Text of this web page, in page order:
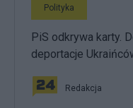
Polityka
PiS odkrywa karty.
deportacje
Redakcja